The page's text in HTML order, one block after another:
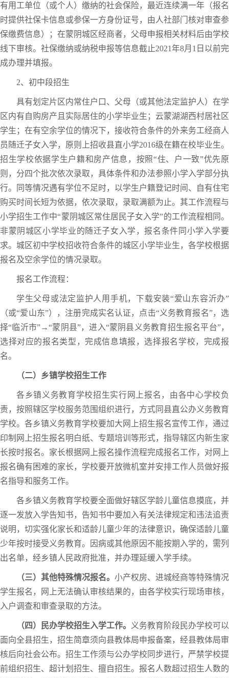
有用工单位（或个人）缴纳的社会保险，最近连续满一年（报名
时提供社保卡信息或参保一方身份证号，由人社部门核对审查参
保缴费信息）；在蒙阴城区经商者，父母申报相关材料后由学校
线下审核。社保缴纳或纳税申报等信息截止2021年8月1日以前完
成办理并填报。
2、初中段招生
具有划定片区内常住户口、父母（或其他法定监护人）在学
区内有自购房产且实际居住的小学毕业生；云蒙湖湖西村居社区
学生；在有空余学位的情况下，接收符合条件的外来务工经商人
员随迁子女入学，原则上招收县直小学2016级在籍在校毕业生。
招生学校依据学生户籍和房产信息，按照“住、户一致”优先原
则，分四个批次依次录取，具体条件和办法参照小学入学部分执
行。同等情况遇有学位不足时，以学生户籍登记时间、自有住宅
购买时间长短为依据，依次录取，录取满额为止。其工作流程与
小学招生工作中“蒙阴城区常住居民子女入学”的工作流程相同。
非蒙阴城区小学毕业的随迁子女入学，报名条件同小学入学要
求。城区初中学校招收符合条件的城区小学毕业生，各学校根据
报名及空余学位的情况录取。
报名工作流程：
学生父母或法定监护人用手机，下载安装“爱山东容沂办”
（或“爱山东”），注册完成实名认证，点击“义务教育报名”，选
择“临沂市”→“蒙阴县”，进入“蒙阴县义务教育招生报名平台”，
选择对应的报名类型，完成信息填报，选择报名学校，完成报
名。
（二）乡镇学校招生工作
各乡镇义务教育学校招生实行网上报名，由各中心学校负
责，按照辖区学校服务范围组织进行，方式同县直公办义务教育
学校。各乡镇义务教育学校要加大网上招生报名宣传工作，通过
印制网上招生报名明白纸、专题培训等形式，指导辖区内新生家
长按时报名。家长根据网上报名操作流程完成报名工作，对网上
报名确有困难的家长，学校要开放微机室并安排工作人员做好报
名指导和服务工作。
各乡镇义务教育学校要全面做好辖区学龄儿童信息摸底，并
逐一发放入学告知书，告知书中要加入有关法律规定和违法追责
说明，切实强化家长和适龄儿童少年的法律意识，确保适龄儿童
少年按时接受义务教育。因病或其他原因不能按期入学的，需列
出名单，经乡镇人民政府批准，并办理延缓入学手续。
（三）其他特殊情况报名。 小产权房、进城经商等特殊情况
学生报名，网上无法确认审核结果的，由各学校实行现场审核，
入户调查和审查录取的方法。
（四）民办学校招生入学工作。
义务教育阶段民办学校可以
面向全县招生，招生简章须向县教体局申报备案，经县教体局审
核后向社会公布。招生工作须与公办学校同步进行，严禁学校提
前组织招生、超计划招生、擅自招生。报名人数超过招生人数的